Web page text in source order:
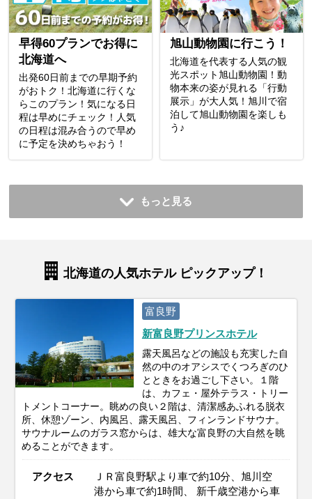
早得60プランでお得に
北海道へ
出発60日前までの早期予約
がおトク！北海道に行くな
らこのプラン！気になる日
程は早めにチェック！人気
の日程は混み合うので早め
に予定を決めちゃおう！
旭山動物園に行こう！
北海道を代表する人気の観
光スポット旭山動物園！動
物本来の姿が見れる「行動
展示」が大人気！旭川で宿
泊して旭山動物園を楽しも
う♪
もっと見る
北海道の人気ホテル ピックアップ！
富良野
新富良野プリンスホテル
露天風呂などの施設も充実した自
然の中のオアシスでくつろぎのひ
とときをお過ごし下さい。１階
は、カフェ・屋外テラス・トリー
トメントコーナー。眺めの良い２階は、清潔感あふれる脱衣
所、休憩ゾーン、内風呂、露天風呂、フィンランドサウナ。
サウナルームのガラス窓からは、雄大な富良野の大自然を眺
めることができます。
アクセス
ＪＲ富良野駅より車で約10分、旭川空
港から車で約1時間、 新千歳空港から車